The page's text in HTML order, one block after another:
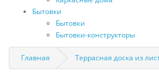
Бытовки
Бытовки
Бытовки-конструкторы
Главная Террасная доска из